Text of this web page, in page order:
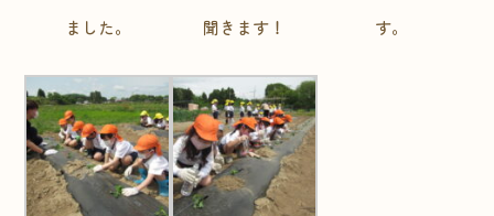
ました。
聞きます！
す。